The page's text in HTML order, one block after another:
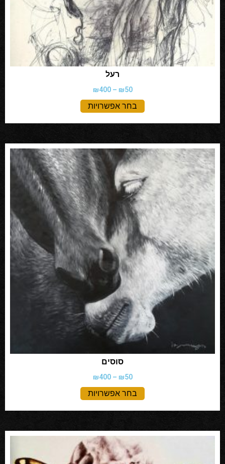
רעל
₪50
–
₪400
בחר אפשרויות
סוסים
₪50
–
₪400
בחר אפשרויות